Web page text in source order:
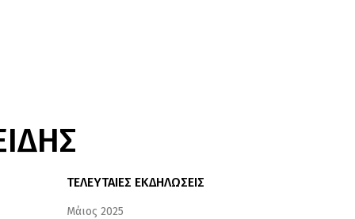
ΤΕΛΕΥΤΑΙΕΣ ΕΚΔΗΛΩΣΕΙΣ
Μάιος 2025